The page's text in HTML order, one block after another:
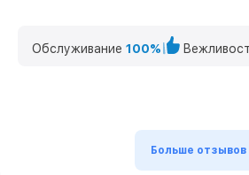
Обслуживание 100%
Больше отзывов